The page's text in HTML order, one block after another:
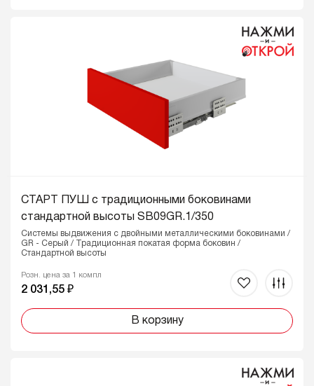
СТАРТ ПУШ с традиционными боковинами
стандартной высоты SB09GR.1/350
Системы выдвижения с двойными металлическими боковинами /
GR - Серый / Традиционная покатая форма боковин /
Стандартной высоты
Розн. цена за 1 компл
2 031,55 ₽
В корзину